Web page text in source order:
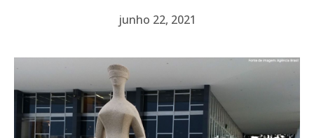
junho 22, 2021